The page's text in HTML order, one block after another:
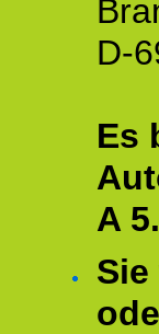
D-
Es
A 5.